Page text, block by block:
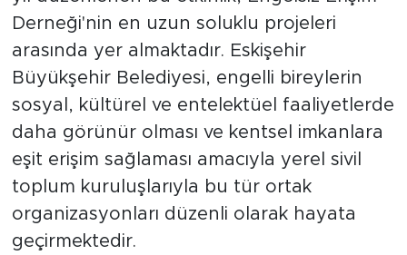
yıl düzenlenen bu etkinlik, Engelsiz Erişim
Derneği'nin en uzun soluklu projeleri
arasında yer almaktadır. Eskişehir
Büyükşehir Belediyesi, engelli bireylerin
sosyal, kültürel ve entelektüel faaliyetlerde
daha görünür olması ve kentsel imkanlara
eşit erişim sağlaması amacıyla yerel sivil
toplum kuruluşlarıyla bu tür ortak
organizasyonları düzenli olarak hayata